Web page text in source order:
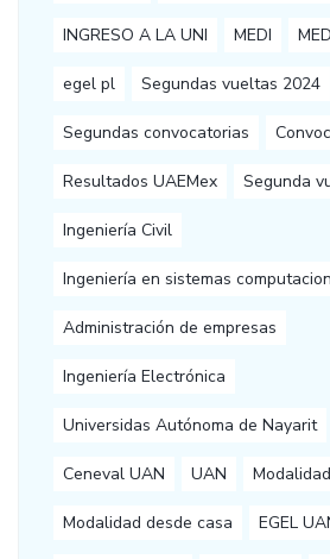
INGRESO A LA UNI MEDI
egel pl Segundas vueltas 2024
Segundas convocatorias
Resultados UAEMex Segunda
Ingeniería Civil
Ingeniería en sistemas
Administración de empresas
Ingeniería Electrónica
Universidas Autónoma de Nayarit
Ceneval UAN UAN
Modalidad desde casa EGEL